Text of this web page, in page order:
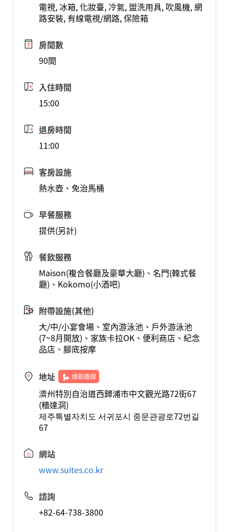
電視, 冰箱, 化妝臺, 冷氣, 盥洗用具, 吹風機, 網
路安裝, 有線電視/網路, 保險箱
房間數
90間
入住時間
15:00
退房時間
11:00
客房設施
熱水壺、免治馬桶
早餐服務
提供(另計)
餐飲服務
Maison(複合餐廳及豪華大廳)、名門(韓式餐
廳)、Kokomo(小酒吧)
附帶設施(其他)
大/中/小宴會場、室內游泳池、戶外游泳池
(7~8月開放)、家族卡拉OK、便利商店、紀念
品店、腳底按摩
地址 規劃路線
濟州特別自治道西歸浦市中文觀光路72街67
(穡達洞)
제주특별자치도 서귀포시 중문관광로72번길
67
網站
www.suites.co.kr
諮詢
+82-64-738-3800